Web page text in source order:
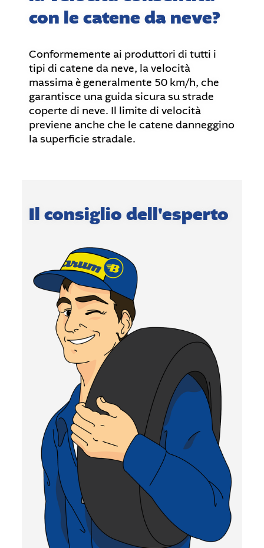
con le catene da neve?
Conformemente ai produttori di tutti i
tipi di catene da neve, la velocità
massima è generalmente 50 km/h, che
garantisce una guida sicura su strade
coperte di neve. Il limite di velocità
previene anche che le catene danneggino
la superficie stradale.
Il consiglio dell'esperto